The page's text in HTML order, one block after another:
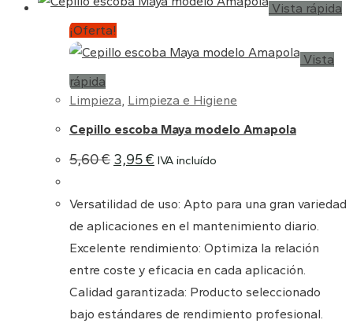
Vista rápida
¡Oferta!
Vista
rápida
Limpieza, Limpieza e Higiene
Cepillo escoba Maya modelo Amapola
5,60€ El
precio
era:
5,60 €.
3,95€ El
precio
es:
3,95 €.
IVA incluído
Versatilidad de uso: Apto para una gran variedad
de aplicaciones en el mantenimiento diario.
Excelente rendimiento: Optimiza la relación
entre coste y eficacia en cada aplicación.
Calidad garantizada: Producto seleccionado
bajo estándares de rendimiento profesional.